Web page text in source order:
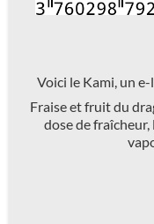
Voici le Kami, un
Fraise et fruit du
dose de